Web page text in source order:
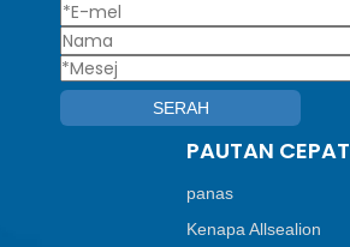
SERAH
PAUTAN CEPAT
panas
Kenapa Allsealion